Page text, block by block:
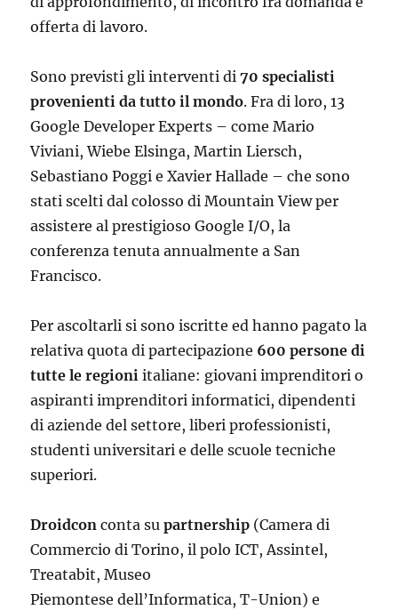
offerta di lavoro.
Sono previsti gli interventi di70 specialisti
provenienti da tutto il mondo. Fra di loro, 13
Google Developer Experts – come Mario
Viviani, Wiebe Elsinga, Martin Liersch,
Sebastiano Poggi e Xavier Hallade – che sono
stati scelti dal colosso di Mountain View per
assistere al prestigioso Google I/O, la
conferenza tenuta annualmente a San
Francisco.
Per ascoltarli si sono iscritte ed hanno pagato la
relativa quota di partecipazione 600 persone di
tutte le regioni italiane: giovani imprenditori o
aspiranti imprenditori informatici, dipendenti
di aziende del settore, liberi professionisti,
studenti universitari e delle scuole tecniche
superiori.
Droidcon conta supartnership (Camera di
Commercio di Torino, il polo ICT, Assintel,
Treatabit, Museo
Piemontese dell’Informatica, T-Union) e